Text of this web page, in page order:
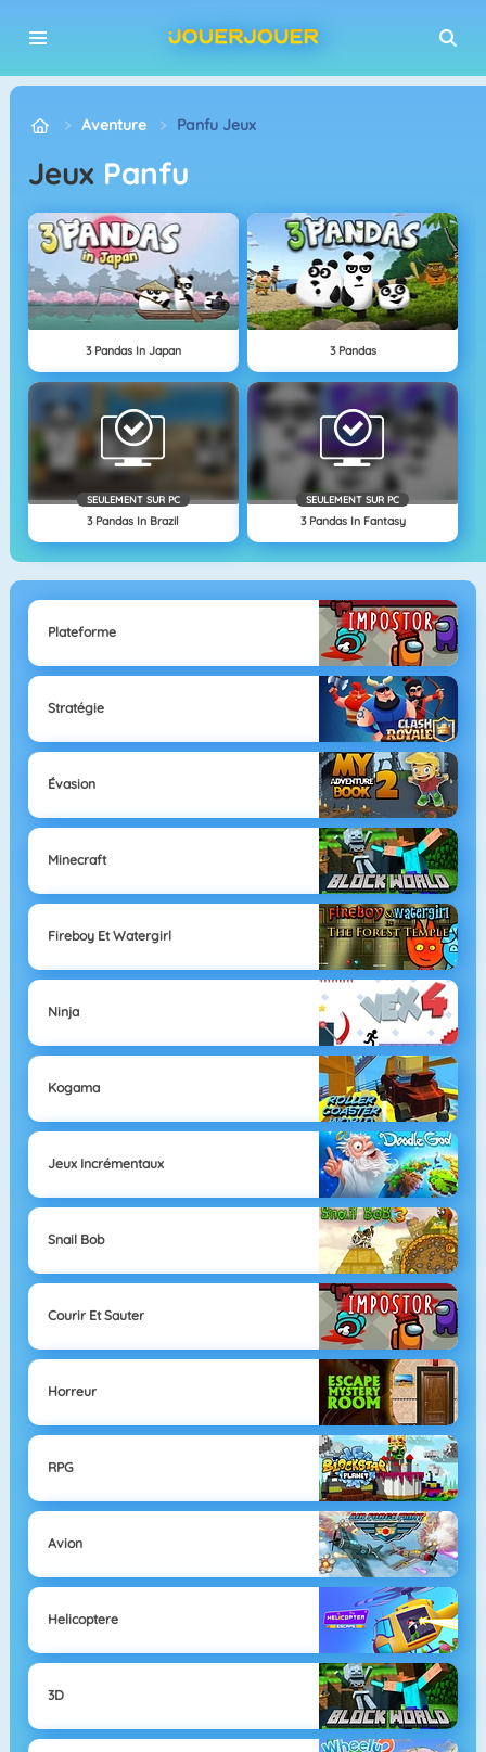
Aventure Panfu Jeux
Jeux Panfu
3 Pandas In Japan 3 Pandas
SEULEMENT SUR PC
3 Pandas In Brazil
SEULEMENT SUR PC
3 Pandas In Fantasy
Plateforme
Stratégie
Évasion
Minecraft
Fireboy Et Watergirl
Ninja
Kogama
Jeux Incrémentaux
Snail Bob
Courir Et Sauter
Horreur
RPG
Avion
Helicoptere
3D